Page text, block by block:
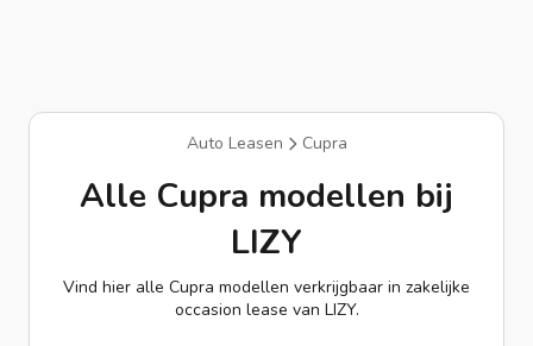
Auto Leasen Cupra
Alle Cupra modellen bij
LIZY
Vind hier alle Cupra modellen verkrijgbaar in zakelijke
occasion lease van LIZY.